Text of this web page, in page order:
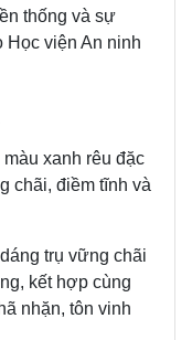
thống và sự
Học viện An ninh
màu xanh rêu đặc
chãi, điềm tĩnh và
trụ vững chãi
kết hợp cùng
nhặn, tôn vinh